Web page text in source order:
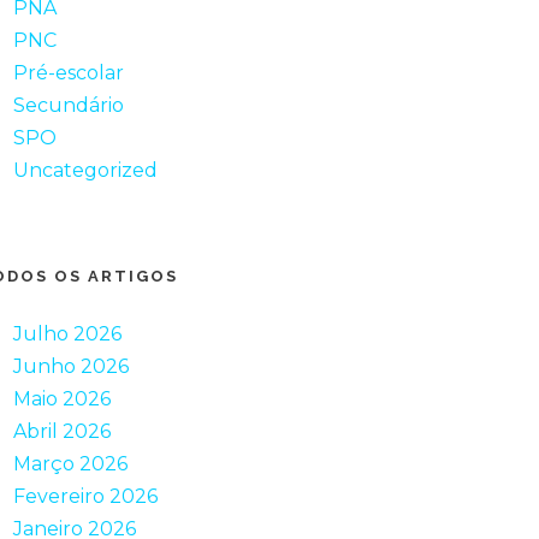
PNA
PNC
Pré-escolar
Secundário
SPO
Uncategorized
OS ARTIGOS
Julho 2026
Junho 2026
Maio 2026
Abril 2026
Março 2026
Fevereiro 2026
Janeiro 2026